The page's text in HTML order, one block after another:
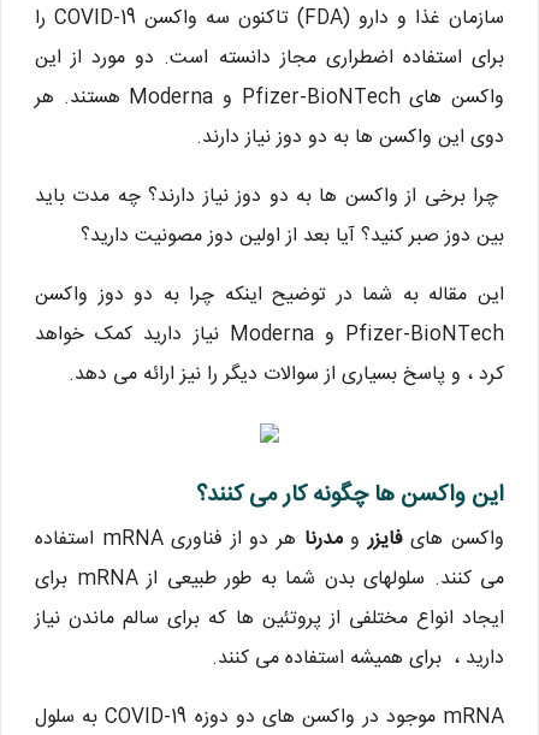
سازمان غذا و دارو (FDA) تاکنون سه واکسن COVID-19 را
برای استفاده اضطراری مجاز دانسته است. دو مورد از این
واکسن های Pfizer-BioNTech و Moderna هستند. هر
دوی این واکسن ها به دو دوز نیاز دارند.
چرا برخی از واکسن ها به دو دوز نیاز دارند؟ چه مدت باید
بین دوز صبر کنید؟ آیا بعد از اولین دوز مصونیت دارید؟
این مقاله به شما در توضیح اینکه چرا به دو دوز واکسن
Pfizer-BioNTech و Moderna نیاز دارید کمک خواهد
کرد ، و پاسخ بسیاری از سوالات دیگر را نیز ارائه می دهد.
این واکسن ها چگونه کار می کنند؟
واکسن هایفایزرومدرنا
هر دو از فناوری mRNA استفاده
می کنند. سلولهای بدن شما به طور طبیعی از mRNA برای
ایجاد انواع مختلفی از پروتئین ها که برای سالم ماندن نیاز
دارید ، برای همیشه استفاده می کنند.
mRNA موجود در واکسن های دو دوزه COVID-19 به سلول